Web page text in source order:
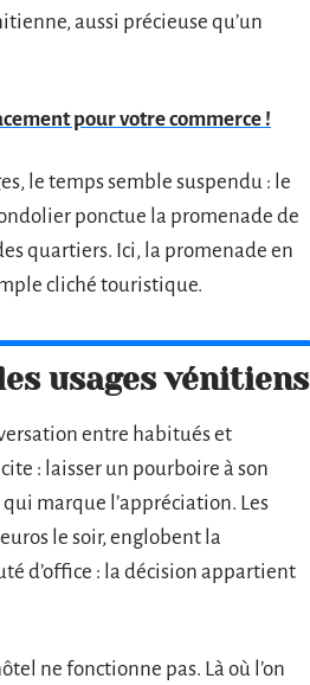
aussi précieuse qu’un
pour votre commerce !
le temps semble suspendu : le
ponctue la promenade de
quartiers. Ici, la promenade en
cliché touristique.
usages vénitiens
entre habitués et
: laisser un pourboire à son
marque l’appréciation. Les
le soir, englobent la
d’office : la décision appartient
ne fonctionne pas. Là où l’on